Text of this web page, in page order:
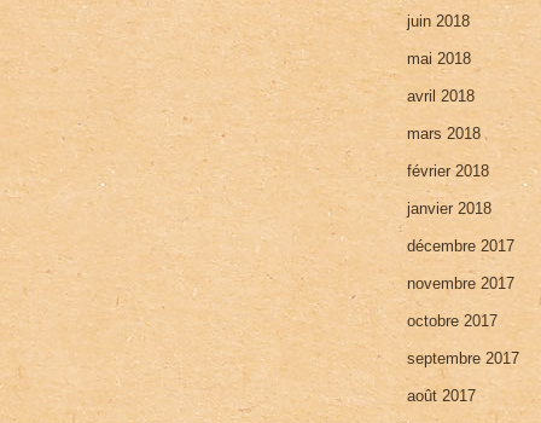
juin 2018
mai 2018
avril 2018
mars 2018
février 2018
janvier 2018
décembre 2017
novembre 2017
octobre 2017
septembre 2017
août 2017